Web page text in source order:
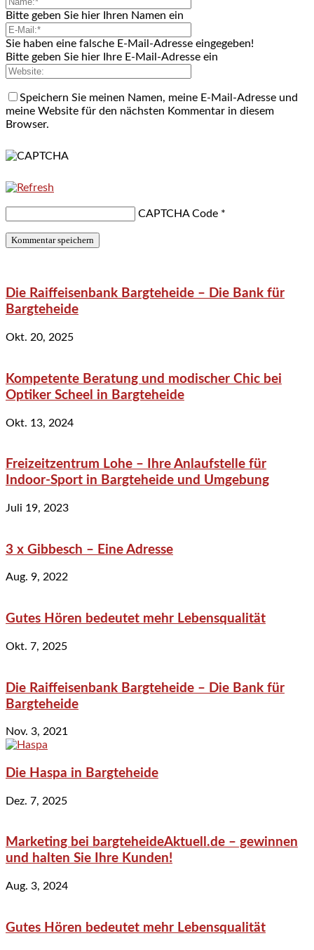
Bitte geben Sie hier Ihren Namen ein
Sie haben eine falsche E-Mail-Adresse eingegeben!
Bitte geben Sie hier Ihre E-Mail-Adresse ein
Speichern Sie meinen Namen, meine E-Mail-Adresse und
meine Website für den nächsten Kommentar in diesem
Browser.
CAPTCHA Code *
Die Raiffeisenbank Bargteheide – Die Bank für
Bargteheide
Okt. 20, 2025
Kompetente Beratung und modischer Chic bei
Optiker Scheel in Bargteheide
Okt. 13, 2024
Freizeitzentrum Lohe – Ihre Anlaufstelle für
Indoor-Sport in Bargteheide und Umgebung
Juli 19, 2023
3 x Gibbesch – Eine Adresse
Aug. 9, 2022
Gutes Hören bedeutet mehr Lebensqualität
Okt. 7, 2025
Die Raiffeisenbank Bargteheide – Die Bank für
Bargteheide
Nov. 3, 2021
Die Haspa in Bargteheide
Dez. 7, 2025
Marketing bei bargteheideAktuell.de – gewinnen
und halten Sie Ihre Kunden!
Aug. 3, 2024
Gutes Hören bedeutet mehr Lebensqualität